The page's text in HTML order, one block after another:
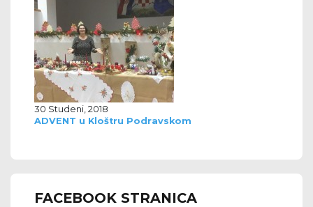
30 Studeni, 2018
ADVENT u Kloštru Podravskom
FACEBOOK STRANICA